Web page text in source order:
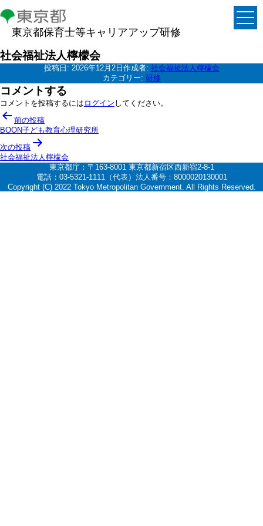
東京都保育士等キャリアアップ研修
社会福祉法人檸檬会
投稿日: 2026年12月2日 作成者: 社会福祉法人檸檬会
カテゴリー: 研修
コメントする
コメントを投稿するには ログイン してください。
投
稿
ナ
ビ
ー
前の投稿
BOON子ども教育心理研究所
次の投稿
社会福祉法人檸檬会
東京都庁：〒163-8001 東京都新宿区西新宿2-8-1
電話：03-5321-1111（代表）法人番号：8000020130001
Copyright (C) 2022 Tokyo Metropolitan Government. All Rights Reserved.